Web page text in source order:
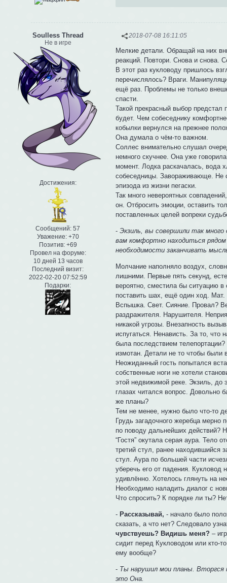
2018-07-08 16:11:05
Soulless Thread
Не в игре
Достижения:
Сообщений: 57
Уважение: +70
Позитив: +69
Провел на форуме:
10 дней 13 часов
Последний визит:
2022-02-20 07:52:59
Подарки:
Мелкие детали. Обращай на них
реакций. Повтори. Снова и снова.
В этот раз кукловоду пришлось
перечислялось? Враги.
ещё раз. Проблемы не только
спасти.
Такой прекрасный выбор предстал
будет. Чем собеседнику
кобылки вернулся на прежнее
Она думала о чём-то важном.
Соллес внимательно слушал
немного скучнее. Она уже
момент. Лодка раскачалась, вода
собеседницы. Завораживающе. Не
эпизода из жизни пегаски.
Так много невероятных
он. Отбросить эмоции, оставить
поставленных целей вопреки
-Экзиль, вы совершили так
вам комфортно находиться
необходимости заканчивать
Молчание наполняло воздух,
лишними. Первые пять секунд,
вероятно, сместила бы ситуацию
поставить шах, ещё один ход. Мат.
Вспышка. Свет. Сияние. Провал?
раздражителя. Нарушителя.
никакой угрозы. Внезапность
испугаться. Ненависть. За то,
была последствием
измотан. Детали не то чтобы были
Неожиданный гость попытался
собственные ноги не хотели
этой недвижимой реке. Экзиль, до
глазах читался вопрос. Довольно
же планы?
Тем не менее, нужно было что-то
Грудь загадочного жеребца мерно
по поводу дальнейших действий?
“Гостя” окутала серая аура. Тело
третий стул, ранее находившийся
стул. Аура по большей части
уберечь его от падения. Кукловод
удивлённо. Хотелось глянуть на
Необходимо наладить диалог с
Что спросить? К порядке ли ты?
- Рассказывай, - начало было
сказать, а что нет? Следовало
чувствуешь? Видишь меня? –
сидит перед Кукловодом или кто-
ему вообще?
- Ты нарушил мои планы. Вторгся
это Она.